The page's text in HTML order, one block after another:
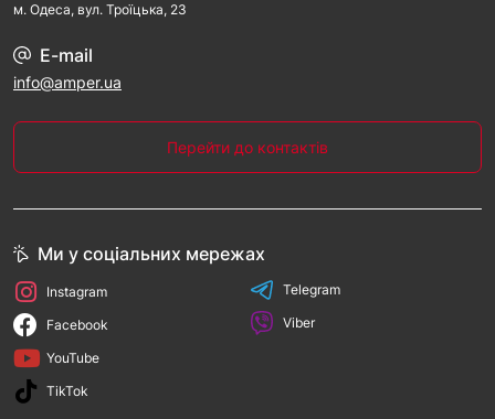
м. Одеса, вул. Троїцька, 23
E-mail
info@amper.ua
Перейти до контактів
Ми у соціальних мережах
Instagram
Facebook
YouTube
TikTok
Telegram
Viber